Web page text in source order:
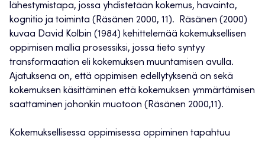
lähestymistapa, jossa yhdistetään kokemus, havainto,
kognitio ja toiminta (Räsänen 2000, 11). Räsänen (2000)
kuvaa David Kolbin (1984) kehittelemää kokemuksellisen
oppimisen mallia prosessiksi, jossa tieto syntyy
transformaation eli kokemuksen muuntamisen avulla.
Ajatuksena on, että oppimisen edellytyksenä on sekä
kokemuksen käsittäminen että kokemuksen ymmärtämisen
saattaminen johonkin muotoon (Räsänen 2000,11).
Kokemuksellisessa oppimisessa oppiminen tapahtuu